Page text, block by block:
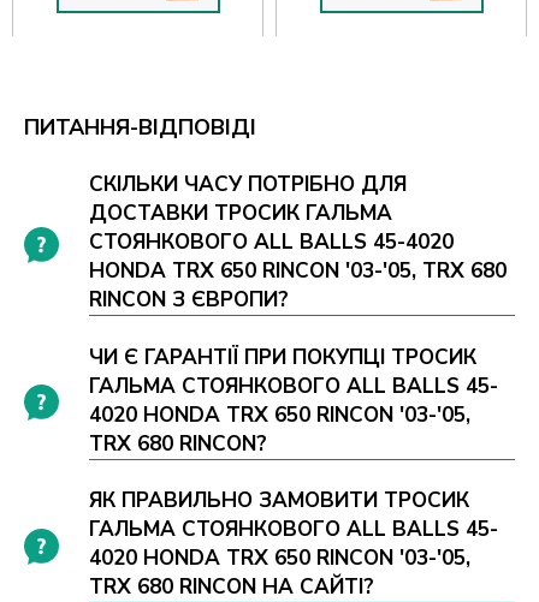
ПИТАННЯ-ВІДПОВІДІ
СКІЛЬКИ ЧАСУ ПОТРІБНО ДЛЯ
ДОСТАВКИ ТРОСИК ГАЛЬМА
СТОЯНКОВОГО ALL BALLS 45-4020
HONDA TRX 650 RINCON '03-'05, TRX 680
RINCON З ЄВРОПИ?
ЧИ Є ГАРАНТІЇ ПРИ ПОКУПЦІ ТРОСИК
ГАЛЬМА СТОЯНКОВОГО ALL BALLS 45-
4020 HONDA TRX 650 RINCON '03-'05,
TRX 680 RINCON?
ЯК ПРАВИЛЬНО ЗАМОВИТИ ТРОСИК
ГАЛЬМА СТОЯНКОВОГО ALL BALLS 45-
4020 HONDA TRX 650 RINCON '03-'05,
TRX 680 RINCON НА САЙТІ?